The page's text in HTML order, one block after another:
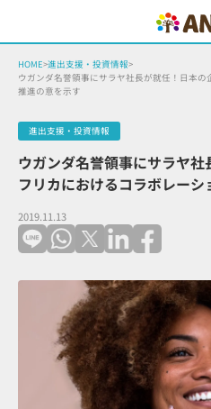
HOME>進出支援・投資情報>
ウガンダ名誉領事にサラヤ社長が就任！日本
推進の意を示す
進出支援・投資情報
ウガンダ名誉領事にサラヤ
フリカにおけるコラボレー
2019.11.13